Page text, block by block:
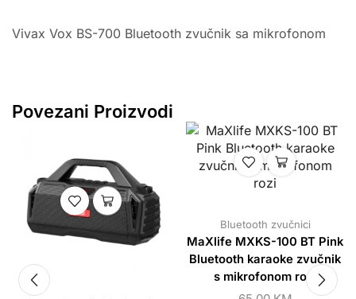
Vivax Vox BS-700 Bluetooth zvučnik sa mikrofonom
Povezani Proizvodi
Bluetooth zvučnici
MaXlife MXKS-100 BT Pink
Bluetooth karaoke zvučnik
s mikrofonom rozi